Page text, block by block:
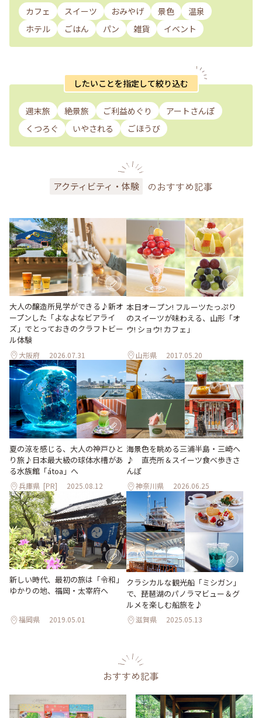
カフェ スイーツ おみやげ 景色
温泉
ホテル
ごはん パン 雑貨 イベント
したいことを指定して絞り込む
週末旅 絶景旅 ご利益めぐり
アートさんぽ
くつろぐ
いやされる ごほうび
アクティビティ・体験 のおすすめ記事
大人の醸造所見学ができる♪新オ
ープンした「よなよなビアライ
ズ」でとっておきのクラフトビー
ル体験
大阪府 2026.07.31
本日オープン! フルーツたっぷり
のスイーツが味わえる、山形「オ
ウ! ショウ! カフェ」
山形県 2017.05.20
夏の涼を感じる、大人の神戸ひと
り旅♪日本最大級の球体水槽があ
る水族館「átoa」へ
兵庫県 [PR] 2025.08.12
海景色を眺める三浦半島・三崎へ
♪ 直売所＆スイーツ食べ歩きさ
んぽ
神奈川県 2026.06.25
新しい時代、最初の旅は「令和」
ゆかりの地、福岡・太宰府へ
福岡県 2019.05.01
クラシカルな観光船「ミシガン」
で、琵琶湖のパノラマビュー＆グ
ルメを楽しむ船旅を♪
滋賀県 2025.05.13
おすすめ記事